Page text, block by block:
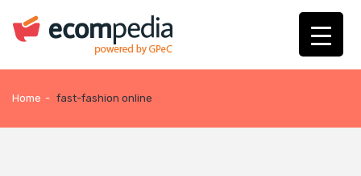
Home - fast-fashion online